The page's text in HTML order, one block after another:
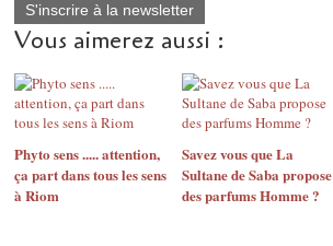
S'inscrire à la newsletter
Vous aimerez aussi :
Phyto sens ..... attention,
ça part dans tous les sens
à Riom
Savez vous que La
Sultane de Saba propose
des parfums Homme ?